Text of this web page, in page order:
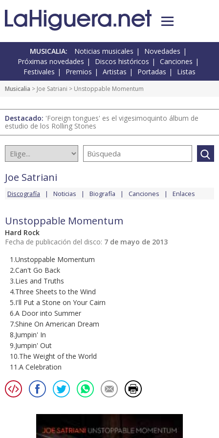
MUSICALIA: Noticias musicales
Novedades
Próximas novedades
Discos históricos
Canciones
Festivales
Premios Artistas Portadas Listas
Musicalia > Joe Satriani > Unstoppable Momentum
Destacado: 'Foreign tongues' es el vigesimoquinto álbum de
estudio de los Rolling Stones
Joe Satriani
Discografía Noticias Biografía Canciones Enlaces
Unstoppable Momentum
Hard Rock
Fecha de publicación del disco: 7 de mayo de 2013
1.Unstoppable Momentum
2.Can't Go Back
3.Lies and Truths
4.Three Sheets to the Wind
5.I'll Put a Stone on Your Cairn
6.A Door into Summer
7.Shine On American Dream
8.Jumpin' In
9.Jumpin' Out
10.The Weight of the World
11.A Celebration